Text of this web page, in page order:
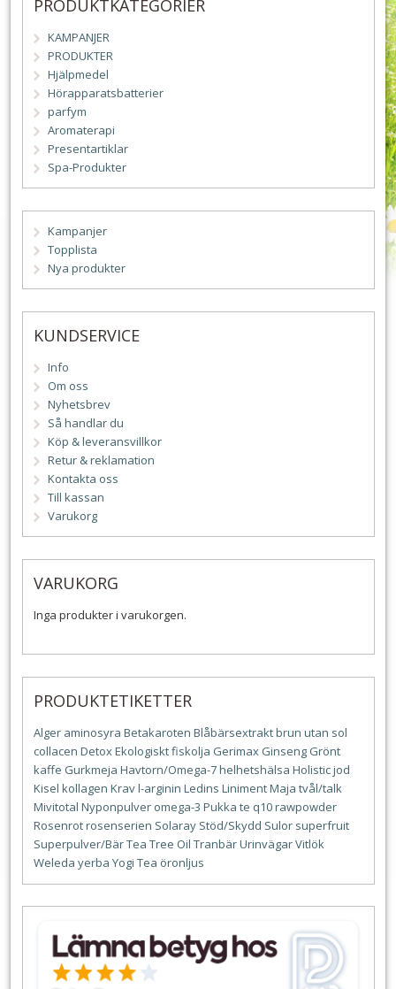
PRODUKTKATEGORIER
KAMPANJER
PRODUKTER
Hjälpmedel
Hörapparatsbatterier
parfym
Aromaterapi
Presentartiklar
Spa-Produkter
Kampanjer
Topplista
Nya produkter
KUNDSERVICE
Info
Om oss
Nyhetsbrev
Så handlar du
Köp & leveransvillkor
Retur & reklamation
Kontakta oss
Till kassan
Varukorg
VARUKORG
Inga produkter i varukorgen.
PRODUKTETIKETTER
Alger aminosyra Betakaroten Blåbärsextraktbrun utan sol
collacen DetoxEkologisktfiskolja Gerimax Ginseng Grönt
kaffe Gurkmeja Havtorn/Omega-7helhetshälsa Holisticjod
Kisel kollagen Kravl-arginin Ledins LinimentMaja tvål/talk
Mivitotal Nyponpulver omega-3 Pukka te q10rawpowder
Rosenrotrosenserien Solaray Stöd/Skydd Sulor superfruit
Superpulver/BärTea Tree Oil TranbärUrinvägarVitlök
Weleda yerba Yogi Tea öronljus